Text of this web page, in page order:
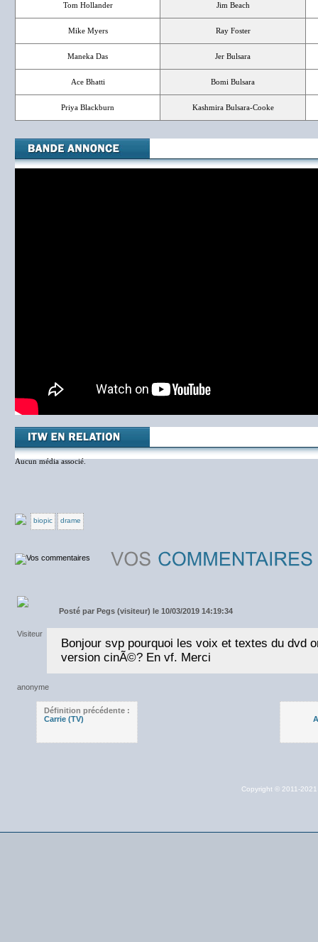
Tom Hollander Jim Beach
Mike Myers Ray Foster
Maneka Das Jer Bulsara
Ace Bhatti Bomi Bulsara
Priya Blackburn Kashmira Bulsara-Cooke
Aucun média associé.
biopic drame
Posté par Pegs (visiteur) le 10/03/2019 14:19:34
Bonjour svp pourquoi les voix et textes du dvd
version cinÃ©? En vf. Merci
Définition précédente :
Carrie (TV)
Copyright © 2011-